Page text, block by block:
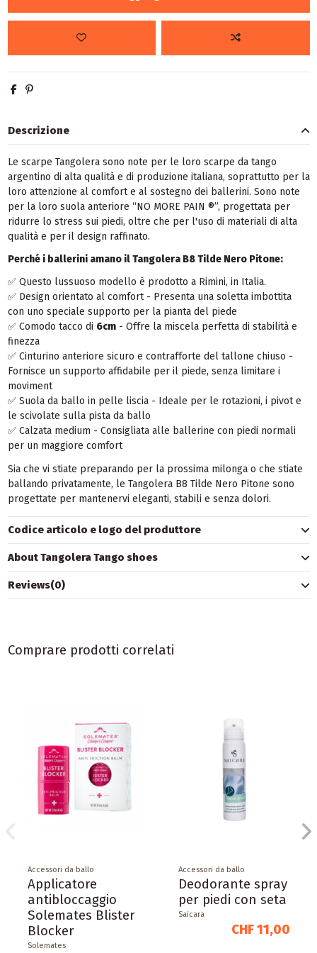
Descrizione
Le scarpe Tangolera sono note per le loro scarpe da tango
argentino di alta qualità e di produzione italiana, soprattutto per la
loro attenzione al comfort e al sostegno dei ballerini. Sono note
per la loro suola anteriore “NO MORE PAIN ®”, progettata per
ridurre lo stress sui piedi, oltre che per l'uso di materiali di alta
qualità e per il design raffinato.
Perché i ballerini amano il Tangolera B8 Tilde Nero Pitone:
✅ Questo lussuoso modello è prodotto a Rimini, in Italia.
✅ Design orientato al comfort - Presenta una soletta imbottita
con uno speciale supporto per la pianta del piede
✅ Comodo tacco di 6cm- Offre la miscela perfetta di stabilità e
finezza
✅ Cinturino anteriore sicuro e contrafforte del tallone chiuso -
Fornisce un supporto affidabile per il piede, senza limitare i
moviment
✅ Suola da ballo in pelle liscia - Ideale per le rotazioni, i pivot e
le scivolate sulla pista da ballo
✅ Calzata medium - Consigliata alle ballerine con piedi normali
per un maggiore comfort
Sia che vi stiate preparando per la prossima milonga o che stiate
ballando privatamente, le Tangolera B8 Tilde Nero Pitone sono
progettate per mantenervi eleganti, stabili e senza dolori.
Codice articolo e logo del produttore
About Tangolera Tango shoes
Reviews(0)
Comprare prodotti correlati
Accessori da ballo
Applicatore
antibloccaggio
Solemates Blister
Blocker
Solemates
Accessori da ballo
Deodorante spray
per piedi con seta
Saicara
CHF 11,00